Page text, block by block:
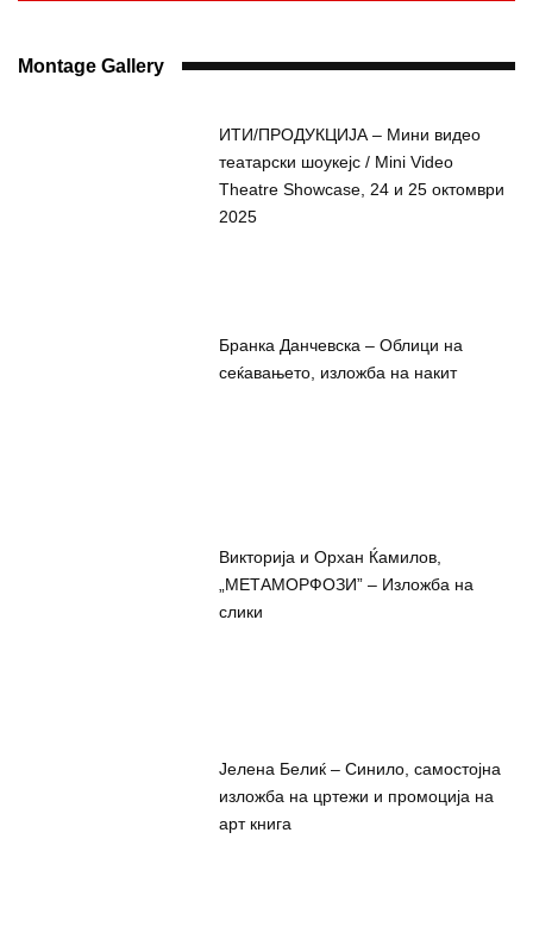
Montage Gallery
ИТИ/ПРОДУКЦИЈА – Мини видео
театарски шоукејс / Mini Video
Theatre Showcase, 24 и 25 октомври
2025
Бранка Данчевска – Облици на
сеќавањето, изложба на накит
Викторија и Орхан Ќамилов,
„МЕТАМОРФОЗИ” – Изложба на
слики
Јелена Белиќ – Синило, самостојна
изложба на цртежи и промоција на
арт книга